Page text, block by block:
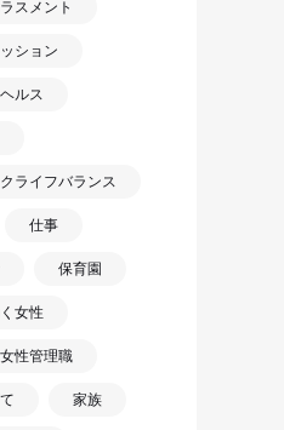
スメント
ション
ルス
ライフバランス
仕事
保育園
女性
女性管理職
家族